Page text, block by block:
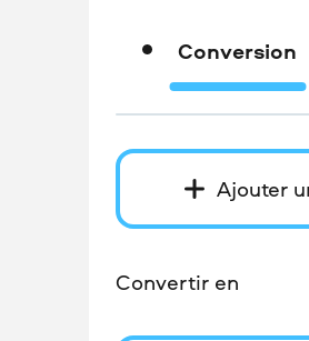
Conversion
Ajouter
Convertir en